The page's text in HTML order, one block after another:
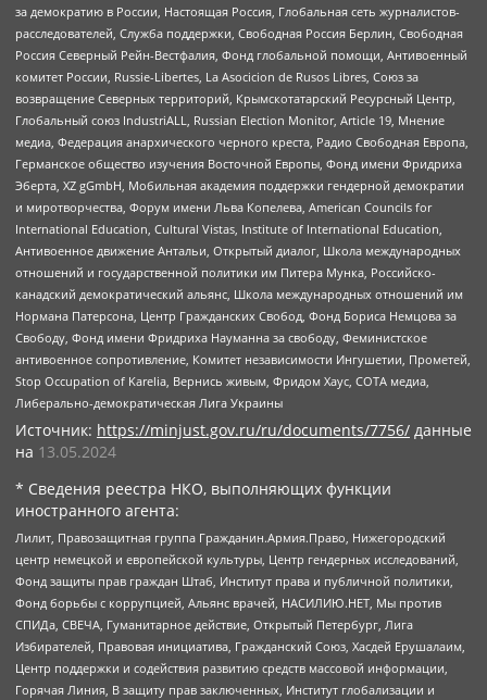
за демократию в России, Настоящая Россия, Глобальная сеть журналистов-
расследователей, Служба поддержки, Свободная Россия Берлин, Свободная
Россия Северный Рейн-Вестфалия, Фонд глобальной помощи, Антивоенный
комитет России, Russie-Libertes, La Asocicion de Rusos Libres, Союз за
возвращение Северных территорий, Крымскотатарский Ресурсный Центр,
Глобальный союз IndustriALL, Russian Election Monitor, Article 19, Мнение
медиа, Федерация анархического черного креста, Радио Свободная Европа,
Германское общество изучения Восточной Европы, Фонд имени Фридриха
Эберта, XZ gGmbH, Мобильная академия поддержки гендерной демократии
и миротворчества, Форум имени Льва Копелева, American Councils for
International Education, Cultural Vistas, Institute of International Education,
Антивоенное движение Антальи, Открытый диалог, Школа международных
отношений и государственной политики им Питера Мунка, Российско-
канадский демократический альянс, Школа международных отношений им
Нормана Патерсона, Центр Гражданских Свобод, Фонд Бориса Немцова за
Свободу, Фонд имени Фридриха Науманна за свободу, Феминистское
антивоенное сопротивление, Комитет независимости Ингушетии, Прометей,
Stop Occupation of Karelia, Вернись живым, Фридом Хаус, СОТА медиа,
Либерально-демократическая Лига Украины
Источник: https://minjust.gov.ru/ru/documents/7756/ данные
на 13.05.2024
* Сведения реестра НКО, выполняющих функции
иностранного агента:
Лилит, Правозащитная группа Гражданин.Армия.Право, Нижегородский
центр немецкой и европейской культуры, Центр гендерных исследований,
Фонд защиты прав граждан Штаб, Институт права и публичной политики,
Фонд борьбы с коррупцией, Альянс врачей, НАСИЛИЮ.НЕТ, Мы против
СПИДа, СВЕЧА, Гуманитарное действие, Открытый Петербург, Лига
Избирателей, Правовая инициатива, Гражданский Союз, Хасдей Ерушалаим,
Центр поддержки и содействия развитию средств массовой информации,
Горячая Линия, В защиту прав заключенных, Институт глобализации и